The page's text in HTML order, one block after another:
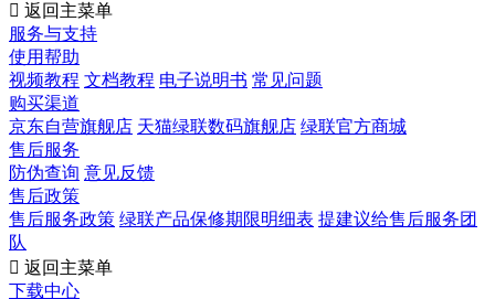
 返回主菜单
服务与支持
使用帮助
视频教程 文档教程 电子说明书 常见问题
购买渠道
京东自营旗舰店 天猫绿联数码旗舰店 绿联官方商城
售后服务
防伪查询 意见反馈
售后政策
售后服务政策 绿联产品保修期限明细表 提建议给售后服务团
队
 返回主菜单
下载中心